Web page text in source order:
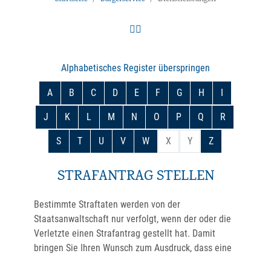
Alphabetisches Register überspringen
A B C D E F G H I
J K L M N O P Q R
S T U V W X Y Z
STRAFANTRAG STELLEN
Bestimmte Straftaten werden von der
Staatsanwaltschaft nur verfolgt, wenn der oder die
Verletzte einen Strafantrag gestellt hat. Damit
bringen Sie Ihren Wunsch zum Ausdruck, dass eine